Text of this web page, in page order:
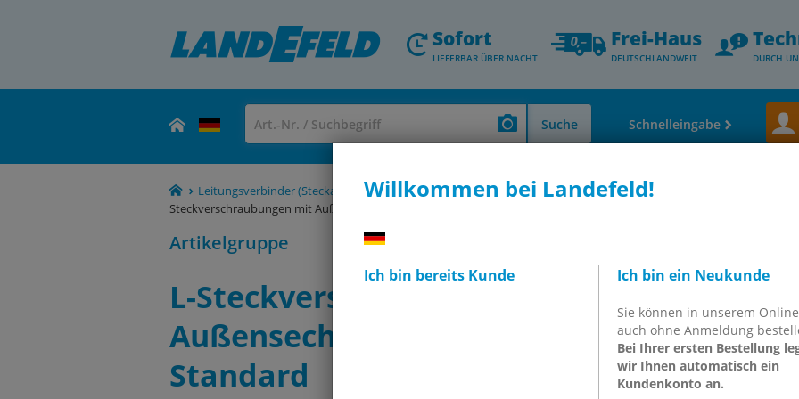
Willkommen bei Landefeld!
Ich bin bereits Kunde Ich bin ein Neukunde
Sie können in unserem
auch ohne Anmeldung
Bei Ihrer ersten Bestellung
wir Ihnen automatisch ein
Kundenkonto an.
Sofort
LIEFERBAR ÜBER NACHT
Frei-Haus
DEUTSCHLANDWEIT DURCH
Suche Schnelleingabe
Leitungsverbinder (Steckanschlüsse, Verschraubungen & Schlauchtüllen) IQS-Steckanschlüsse für
Steckverschraubungen mit Außensechskant, zylindrisches Gewinde, Standard
Artikelgruppe
L-Steckverschraubungen mit
Außensechskant, zylindrisches Gewinde,
Standard